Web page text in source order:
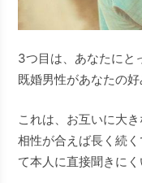
3つ目は、あなたにと
既婚男性があなたの
これは、お互いに大
相性が合えば長く続
て本人に直接聞きにく